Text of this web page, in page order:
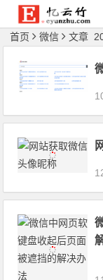
首页 微信 文章